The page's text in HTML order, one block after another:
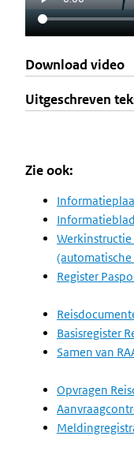
Download video
Uitgeschreven
Zie ook:
Register
Basisregister
Samen van
Opvragen